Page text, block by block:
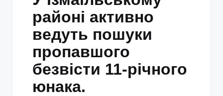
районі активно
ведуть пошуки
пропавшого
безвісти 11-річного
юнака.